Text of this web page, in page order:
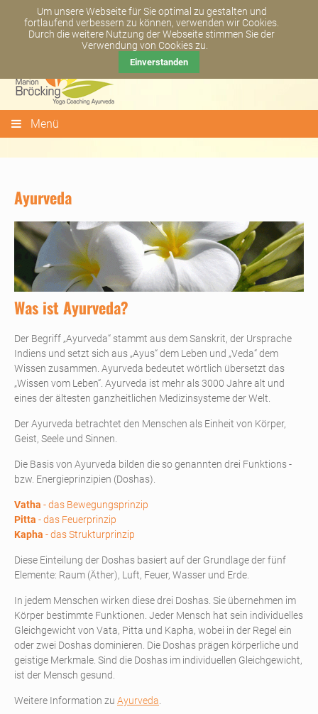
Newsletter abonnieren Kontakt +49 6081 - 44 93 65
Menü
Ayurveda
Was ist Ayurveda?
Der Begriff „Ayurveda“ stammt aus dem Sanskrit, der Ursprache
Indiens und setzt sich aus „Ayus“ dem Leben und „Veda“ dem
Wissen zusammen. Ayurveda bedeutet wörtlich übersetzt das
„Wissen vom Leben“. Ayurveda ist mehr als 3000 Jahre alt und
eines der ältesten ganzheitlichen Medizinsysteme der Welt.
Der Ayurveda betrachtet den Menschen als Einheit von Körper,
Geist, Seele und Sinnen.
Die Basis von Ayurveda bilden die so genannten drei Funktions -
bzw. Energieprinzipien (Doshas).
Vatha - das Bewegungsprinzip
Pitta - das Feuerprinzip
Kapha - das Strukturprinzip
Diese Einteilung der Doshas basiert auf der Grundlage der fünf
Elemente: Raum (Äther), Luft, Feuer, Wasser und Erde.
In jedem Menschen wirken diese drei Doshas. Sie übernehmen im
Körper bestimmte Funktionen. Jeder Mensch hat sein individuelles
Gleichgewicht von Vata, Pitta und Kapha, wobei in der Regel ein
oder zwei Doshas dominieren. Die Doshas prägen körperliche und
geistige Merkmale. Sind die Doshas im individuellen Gleichgewicht,
ist der Mensch gesund.
Weitere Information zu Ayurveda
Um unsere Webseite für Sie optimal zu gestalten und
fortlaufend verbessern zu können, verwenden wir Cookies.
Durch die weitere Nutzung der Webseite stimmen Sie der
Verwendung von Cookies zu.
Einverstanden